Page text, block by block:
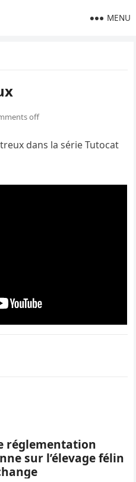
MENU
off
dans la série Tutocat
réglementation
sur l’élevage félin